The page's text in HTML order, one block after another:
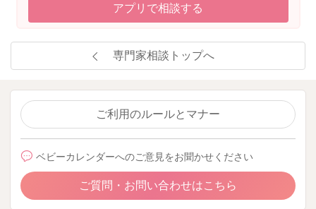
アプリで相談する
専門家相談トップへ
ご利用のルールとマナー
ベビーカレンダーへのご意見をお聞かせください
ご質問・お問い合わせはこちら